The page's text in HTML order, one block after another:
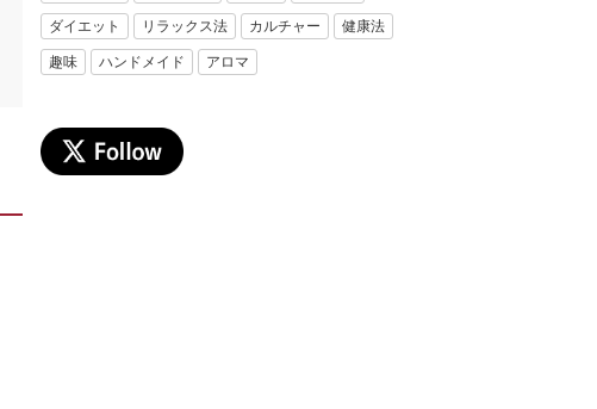
ダイエット リラックス法 カルチャー 健康法
趣味 ハンドメイド アロマ